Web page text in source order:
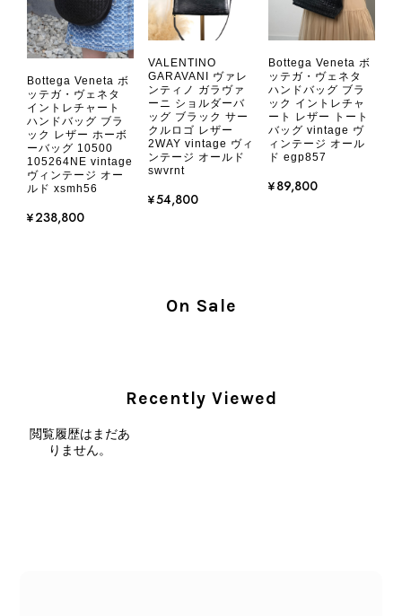
きはたまたまだと思っていましたが、今回も掲載内容だけでは判
断できない状態の商品が届きとても残念です。 決して安い買い物
ではなかったため、ショックも大きかったです。 私は今後こちら
で購入することはないですが、同じような思いをする購入者が出
ないよう、商品の状態をより正確に記載し、見えない部分も含め
て写真や説明で分かるよう改善していただきたいです。
この度は、楽しみにお待ちいただいた
商品で、衛生面へのご不安を含め、残
念な思いをおかけしましたこと、心よ
え、返品・返金を含め、責任をもって
しないためです。また、確認できた汚
Bottega Veneta ボ
ッテガ・ヴェネタ
イントレチャート
ハンドバッグ ブラ
ック レザー ホーボ
ーバッグ 10500
105264NE vintage
ヴィンテージ オー
ルド xsmh56
¥238,800
VALENTINO
GARAVANI ヴァレ
ンティノ ガラヴァ
ーニ ショルダーバ
ッグ ブラック サー
クルロゴ レザー
2WAY vintage ヴィ
ンテージ オールド
swvrnt
¥54,800
Bottega Veneta ボ
ッテガ・ヴェネタ
ハンドバッグ ブラ
ック イントレチャ
ート レザー トート
バッグ vintage ヴ
ィンテージ オール
ド egp857
¥89,800
On Sale
Recently Viewed
閲覧履歴はまだあ
りません。